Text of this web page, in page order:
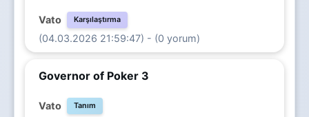
Vato Karşılaştırma
(04.03.2026 21:59:47) - (0 yorum)
Governor of Poker 3
Vato Tanım